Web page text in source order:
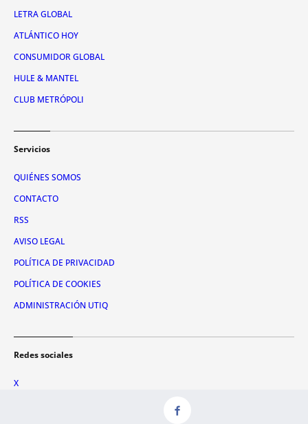
LETRA GLOBAL
ATLÁNTICO HOY
CONSUMIDOR GLOBAL
HULE & MANTEL
CLUB METRÓPOLI
Servicios
QUIÉNES SOMOS
CONTACTO
RSS
AVISO LEGAL
POLÍTICA DE PRIVACIDAD
POLÍTICA DE COOKIES
ADMINISTRACIÓN UTIQ
Redes sociales
X